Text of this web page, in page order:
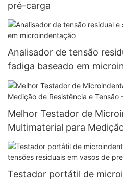
pré-carga
Analisador de tensão
fadiga baseado em
Melhor Testador de
Multimaterial para
Tensão - Zhanghua Dryer
Testador portátil de